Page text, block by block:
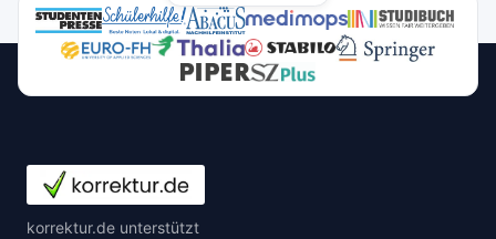
korrektur.de unterstützt